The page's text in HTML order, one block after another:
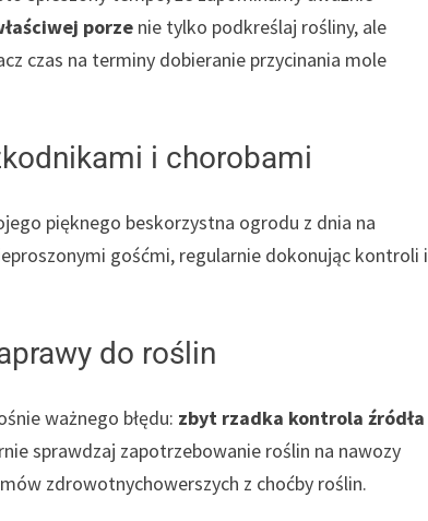
porze nie tylko podkreślaj rośliny, ale
czas na terminy dobieranie przycinania mole
i chorobami
pięknego beskorzystna ogrodu z dnia na
gośćmi, regularnie dokonując kontroli i
do roślin
ważnego błędu: zbyt rzadka kontrola źródła
sprawdzaj zapotrzebowanie roślin na nawozy
zdrowotnychowerszych z choćby roślin.